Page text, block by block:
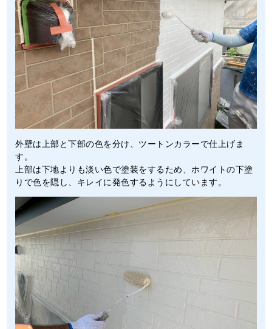
外壁は上部と下部の色を分け、ツートンカラーで仕上げま
す。
上部は下地よりも淡い色で塗装をするため、ホワイトの下塗
りで色を隠し、キレイに発色するようにしています。